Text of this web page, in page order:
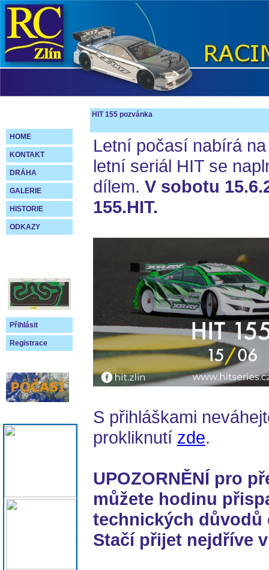
HOME
KONTAKT
DRÁHA
GALERIE
HISTORIE
ODKAZY
Přihlásit
Registrace
HIT 155 pozvánka
Letní počasí nabírá
letní seriál HIT se
dílem. V sobotu
155.HIT.
S přihláškami
prokliknutí zde.
UPOZORNĚNÍ pro
můžete hodinu
technických důvodů
Stačí přijet nejdříve